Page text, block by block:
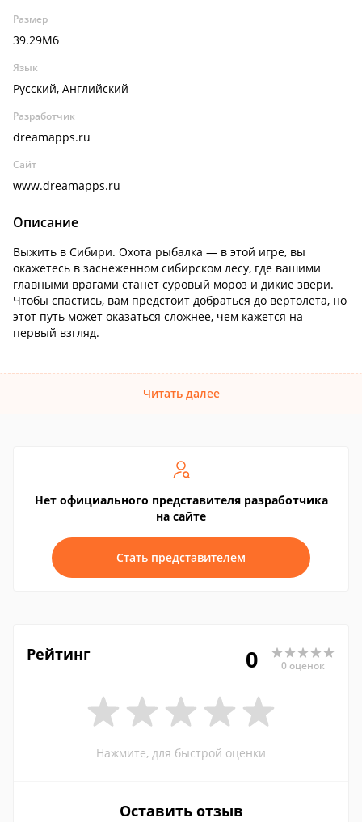
Размер
39.29Мб
Язык
Русский, Английский
Разработчик
dreamapps.ru
Сайт
www.dreamapps.ru
Описание
Выжить в Сибири. Охота рыбалка — в этой игре, вы
окажетесь в заснеженном сибирском лесу, где вашими
главными врагами станет суровый мороз и дикие звери.
Чтобы спастись, вам предстоит добраться до вертолета, но
этот путь может оказаться сложнее, чем кажется на
первый взгляд.
Читать далее
Нет официального представителя разработчика
на сайте
Стать представителем
Рейтинг 0 0 оценок
Нажмите, для быстрой оценки
Оставить отзыв